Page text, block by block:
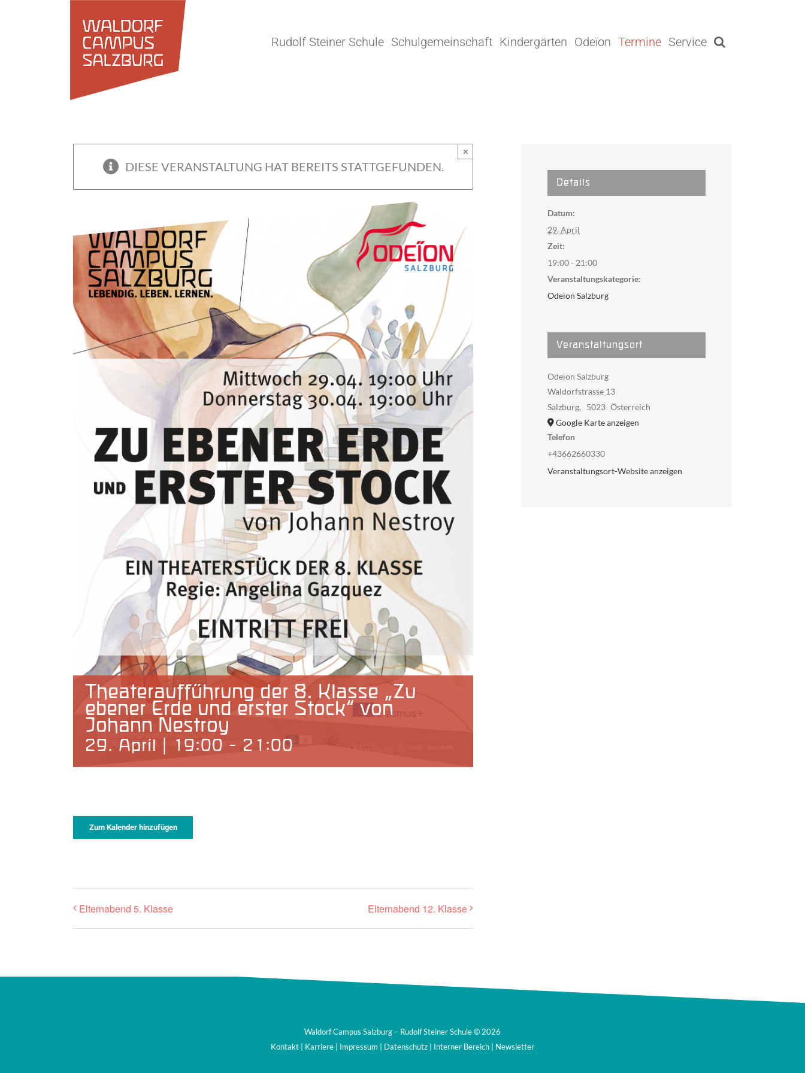
Rudolf Steiner Schule Schulgemeinschaft Kindergärten Odeïon Termine Service
DIESE VERANSTALTUNG HAT BEREITS STATTGEFUNDEN.
×
Theateraufführung der 8. Klasse „Zu
ebener Erde und erster Stock“ von
Johann Nestroy
29. April | 19:00 - 21:00
Zum Kalender hinzufügen
Elternabend 5. Klasse Elternabend 12. Klasse
Details
Datum:
29. April
Zeit:
19:00 - 21:00
Veranstaltungskategorie:
Odeïon Salzburg
Veranstaltungsort
Odeïon Salzburg
Waldorfstrasse 13
Salzburg, 5023 Österreich
Google Karte anzeigen
Telefon
+43662660330
Veranstaltungsort-Website anzeigen
Waldorf Campus Salzburg – Rudolf Steiner Schule © 2026
Kontakt
Karriere Impressum Datenschutz Interner Bereich Newsletter